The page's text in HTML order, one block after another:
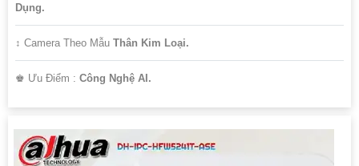
Dụng.
↕️ Camera Theo Mẫu Thân Kim Loại.
️♚ Ưu Điểm : Công Nghệ AI.